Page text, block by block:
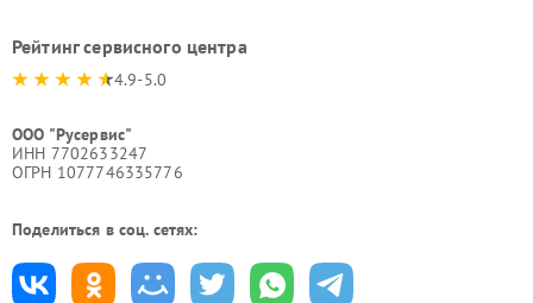
Рейтинг сервисного центра
4.9-5.0
ООО "Русервис"
ИНН 7702633247
ОГРН 1077746335776
Поделиться в соц. сетях: